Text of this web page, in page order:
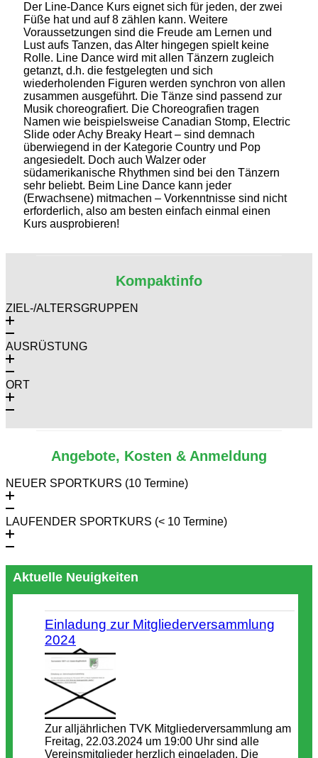
Der Line-Dance Kurs eignet sich für jeden, der zwei
Füße hat und auf 8 zählen kann. Weitere
Voraussetzungen sind die Freude am Lernen und
Lust aufs Tanzen, das Alter hingegen spielt keine
Rolle. Line Dance wird mit allen Tänzern zugleich
getanzt, d.h. die festgelegten und sich
wiederholenden Figuren werden synchron von allen
zusammen ausgeführt. Die Tänze sind passend zur
Musik choreografiert. Die Choreografien tragen
Namen wie beispielsweise Canadian Stomp, Electric
Slide oder Achy Breaky Heart – sind demnach
überwiegend in der Kategorie Country und Pop
angesiedelt. Doch auch Walzer oder
südamerikanische Rhythmen sind bei den Tänzern
sehr beliebt. Beim Line Dance kann jeder
(Erwachsene) mitmachen – Vorkenntnisse sind nicht
erforderlich, also am besten einfach einmal einen
Kurs ausprobieren!
Kompaktinfo
ZIEL-/ALTERSGRUPPEN
AUSRÜSTUNG
ORT
Angebote, Kosten & Anmeldung
NEUER SPORTKURS (10 Termine)
LAUFENDER SPORTKURS (< 10 Termine)
Aktuelle Neuigkeiten
Einladung zur Mitgliederversammlung
2024
Zur alljährlichen TVK Mitgliederversammlung am
Freitag, 22.03.2024 um 19:00 Uhr sind alle
Vereinsmitglieder herzlich eingeladen. Die